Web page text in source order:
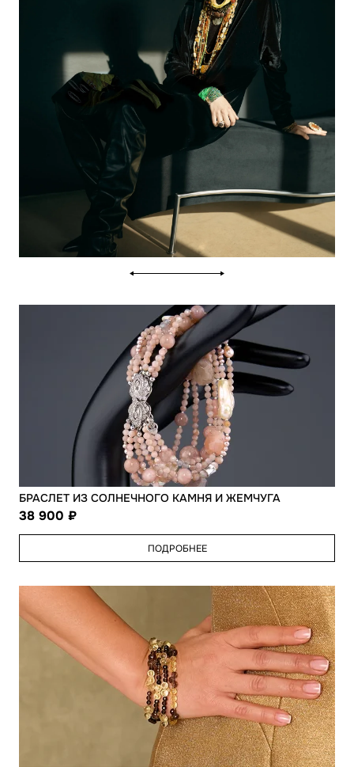
БРАСЛЕТ ИЗ СОЛНЕЧНОГО КАМНЯ И ЖЕМЧУГА
38 900
ПОДРОБНЕЕ